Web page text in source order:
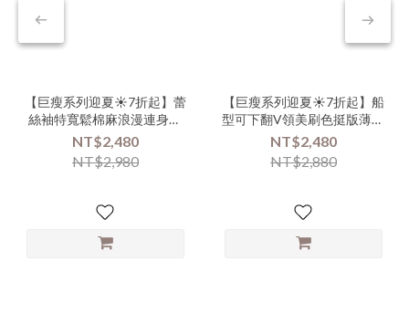
【巨瘦系列迎夏☀️7折起】蕾
絲袖特寬鬆棉麻浪漫連身長
洋裝-xxx-000112▶
NT$2,480
NT$2,980
【巨瘦系列迎夏☀️7折起】船
型可下翻V領美刷色挺版薄單
寧背心裙-nnn-000105▶
NT$2,480
NT$2,880